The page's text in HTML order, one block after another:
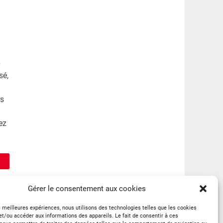
Gérer le consentement aux cookies
meilleures expériences, nous utilisons des technologies telles que les cookies
ou accéder aux informations des appareils. Le fait de consentir à ces
»